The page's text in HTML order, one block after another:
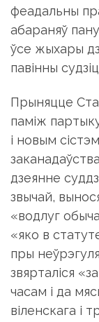
феадальны
абараняў
ўсе жыхары
павінны
Прыняцце
паміж
і новым
дзеянне
звычай,
«водлуг
«яко в
пры
звярталіся
часам і да
віленскага і